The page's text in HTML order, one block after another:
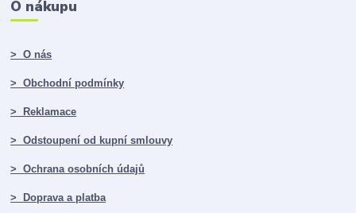
O nákupu
> O nás
> Obchodní podmínky
> Reklamace
> Odstoupení od kupní smlouvy
> Ochrana osobních údajů
> Doprava a platba